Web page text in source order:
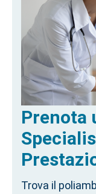
Prenota
Trova il